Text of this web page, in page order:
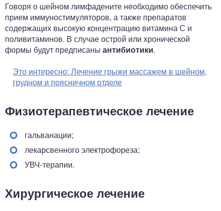
Говоря о шейном лимфадените необходимо обеспечить
прием иммуностимуляторов, а также препаратов
содержащих высокую концентрацию витамина С и
поливитаминов. В случае острой или хронической
формы будут предписаны антибиотики.
Это интересно: Лечение грыжи массажем в шейном,
грудном и поясничном отделе
Физиотерапевтическое лечение
гальванации;
лекарсвенного электрофореза;
УВЧ-терапии.
Хирургическое лечение